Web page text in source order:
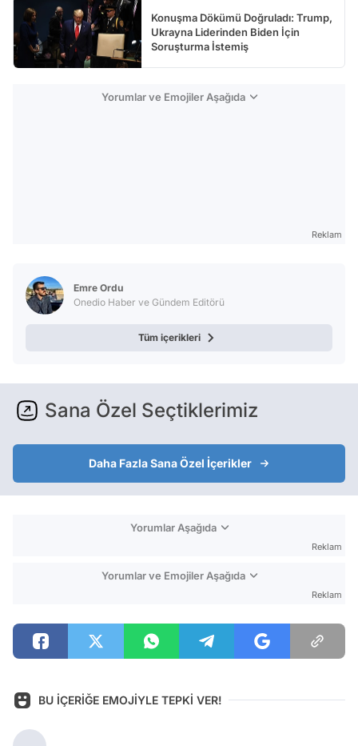
Konuşma Dökümü Doğruladı: Trump,
Ukrayna Liderinden Biden İçin
Soruşturma İstemiş
Yorumlar ve Emojiler Aşağıda
Reklam
Emre Ordu
Onedio Haber ve Gündem Editörü
Tüm içerikleri
Sana Özel Seçtiklerimiz
Daha Fazla Sana Özel İçerikler
Yorumlar Aşağıda
Reklam
Yorumlar ve Emojiler Aşağıda
Reklam
BU İÇERİĞE EMOJİYLE TEPKİ VER!